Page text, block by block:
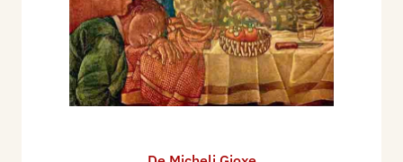
[…] Il modo in cui De Micheli interpreta la vita e la
morte di Thomas Müntzer si sviluppa secondo
queste linee, che ho appena segnate. Ma
l’elemento più originale e profondo di questa